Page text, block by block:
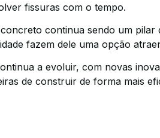
fissuras com o tempo.
continua sendo um
fazem dele uma opção
a evoluir, com novas
de construir de forma mais